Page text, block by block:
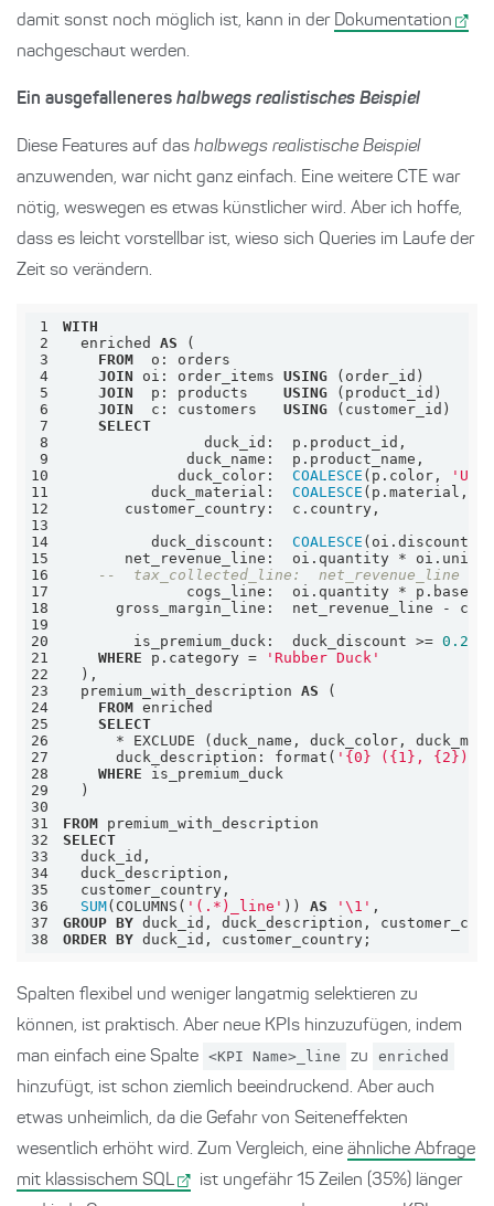
damit sonst noch möglich ist, kann in der Dokumentation
nachgeschaut werden.
Ein ausgefalleneres halbwegs realistisches Beispiel
Diese Features auf das halbwegs realistische Beispiel
anzuwenden, war nicht ganz einfach. Eine weitere CTE war
nötig, weswegen es etwas künstlicher wird. Aber ich hoffe,
dass es leicht vorstellbar ist, wieso sich Queries im Laufe der
Zeit so verändern.
1
WITH
2
  enriched
AS
3
FROM
4
JOIN oi: order_items USING
5
JOIN
  p: products
USING
6
JOIN
  c: customers
USING
7
SELECT
8
9
10
             duck_color:
COALESCE (p.color,
11
          duck_material:
COALESCE (p.material,
12
13
14
          duck_discount:
COALESCE
15
       net_revenue_line:  oi.quantity
*
16
--  tax_collected_line:  net_revenue_line *
17
              cogs_line:  oi.quantity
*
18
      gross_margin_line:  net_revenue_line
-
19
20
        is_premium_duck:  duck_discount
>= 0.20
21
WHERE p.category =
'Rubber Duck'
22
23
  premium_with_description
AS
24
FROM
25
SELECT
26
*
27
      duck_description: format(
'{0} ({1}, {2})'
28
WHERE
29
30
31
FROM
32
SELECT
33
34
35
36
SUM(COLUMNS( '(.*)_line' )) AS '\1'
37
GROUP BY
38
ORDER BY duck_id, customer_country;
Spalten flexibel und weniger langatmig selektieren zu
können, ist praktisch. Aber neue KPIs hinzuzufügen, indem
man einfach eine Spalte <KPI Name>_line zu enriched
hinzufügt, ist schon ziemlich beeindruckend. Aber auch
etwas unheimlich, da die Gefahr von Seiteneffekten
wesentlich erhöht wird. Zum Vergleich, eine ähnliche Abfrage
mit klassischem SQL
ist ungefähr 15 Zeilen (35%) länger